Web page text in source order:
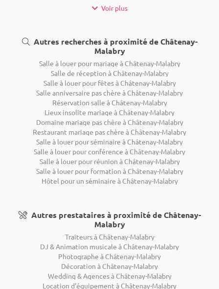
Voir plus
Autres recherches à proximité de Châtenay-
Malabry
Salle à louer pour mariage à Châtenay-Malabry
Salle de réception à Châtenay-Malabry
Salle à louer pour fêtes à Châtenay-Malabry
Salle anniversaire pas chère à Châtenay-Malabry
Réservation salle à Châtenay-Malabry
Lieux insolite mariage à Châtenay-Malabry
Domaine mariage pas chère à Châtenay-Malabry
Restaurant mariage pas chère à Châtenay-Malabry
Salle à louer pour séminaire à Châtenay-Malabry
Salle à louer pour conférence à Châtenay-Malabry
Salle à louer pour réunion à Châtenay-Malabry
Salle à louer pour formation à Châtenay-Malabry
Hôtel pour un séminaire à Châtenay-Malabry
Autres prestataires à proximité de Châtenay-
Malabry
Traiteurs à Châtenay-Malabry
DJ & Animation musicale à Châtenay-Malabry
Photographe à Châtenay-Malabry
Décoration à Châtenay-Malabry
Wedding & Agences à Châtenay-Malabry
Location d'équipement à Châtenay-Malabry